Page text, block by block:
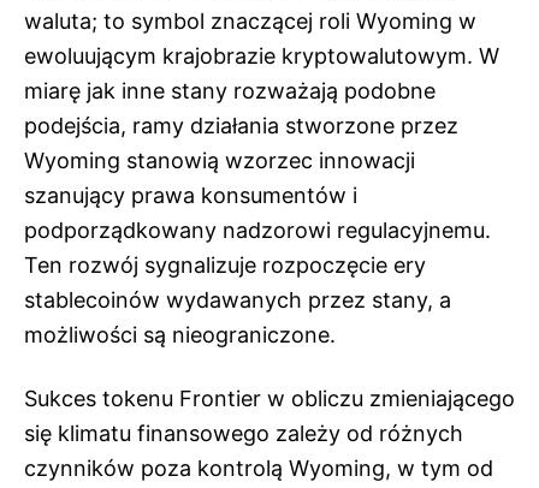
waluta; to symbol znaczącej roli Wyoming w
ewoluującym krajobrazie kryptowalutowym. W
miarę jak inne stany rozważają podobne
podejścia, ramy działania stworzone przez
Wyoming stanowią wzorzec innowacji
szanujący prawa konsumentów i
podporządkowany nadzorowi regulacyjnemu.
Ten rozwój sygnalizuje rozpoczęcie ery
stablecoinów wydawanych przez stany, a
możliwości są nieograniczone.
Sukces tokenu Frontier w obliczu zmieniającego
się klimatu finansowego zależy od różnych
czynników poza kontrolą Wyoming, w tym od